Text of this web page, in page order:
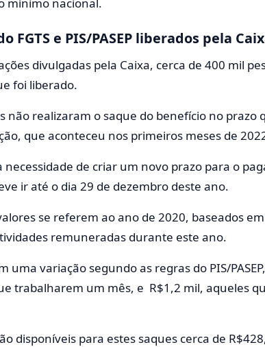
FGTS e PIS/PASEP liberados pela
divulgadas pela Caixa, cerca de 400 mil
foi liberado.
não realizaram o saque do benefício no prazo
que aconteceu nos primeiros meses de
necessidade de criar um novo prazo para o
ir até o dia 29 de dezembro deste ano.
valores se referem ao ano de 2020, baseados
remuneradas durante este ano.
uma variação segundo as regras do PIS/
trabalharem um mês, e R$1,2 mil, aqueles
disponíveis para estes saques cerca de